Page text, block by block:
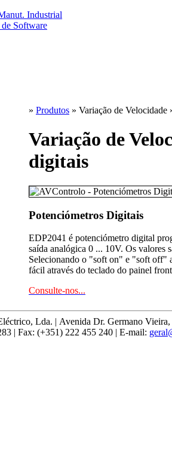
Industrial
Software
» Produtos » Variação de Velocidade
Variação de
digitais
Potenciómetros Digitais
EDP2041 é potenciómetro digital
saída analógica 0 ... 10V. Os valores
Selecionando o "soft on" e "soft off"
fácil através do teclado do painel
Consulte-nos...
Lda. | Avenida Dr. Germano
| Fax: (+351) 222 455 240 | E-mail: